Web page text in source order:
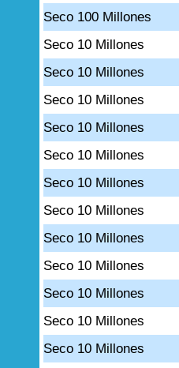
Seco 100 Millones
Seco 10 Millones
Seco 10 Millones
Seco 10 Millones
Seco 10 Millones
Seco 10 Millones
Seco 10 Millones
Seco 10 Millones
Seco 10 Millones
Seco 10 Millones
Seco 10 Millones
Seco 10 Millones
Seco 10 Millones